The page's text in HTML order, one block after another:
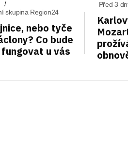
skupina Region24
nebo tyče
Co bude
u vás
Před 3